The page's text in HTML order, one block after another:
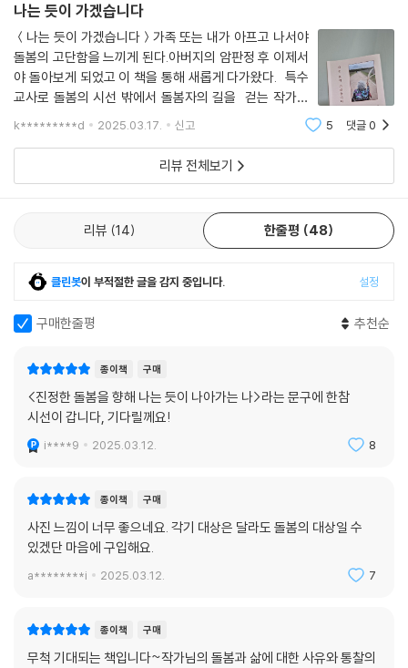
나는 듯이 가겠습니다
＜나는 듯이 가겠습니다＞가족 또는 내가 아프고 나서야
돌봄의 고단함을 느끼게 된다.아버지의 암판정 후 이제서
야 돌아보게 되었고 이 책을 통해 새롭게 다가왔다. 특수
교사로 돌봄의 시선 밖에서 돌봄자의 길을 걷는 작가의
따뜻한 손길이 느껴지는 책이다.
k*********d 2025.03.17. 신고 5 댓글0
리뷰 전체보기
리뷰 14 한줄평 48
클린봇이 부적절한 글을 감지 중입니다. 설정
구매한줄평 추천순
종이책 구매
<진정한 돌봄을 향해 나는 듯이 나아가는 나>라는 문구에 한참
시선이 갑니다, 기다릴께요!
i****9 2025.03.12. 8
종이책 구매
사진 느낌이 너무 좋으네요. 각기 대상은 달라도 돌봄의 대상일 수
있겠단 마음에 구입해요.
a********i 2025.03.12. 7
종이책 구매
무척 기대되는 책입니다~작가님의 돌봄과 삶에 대한 사유와 통찰의